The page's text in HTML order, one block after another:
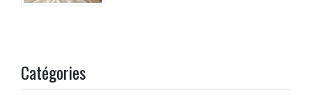
Catégories